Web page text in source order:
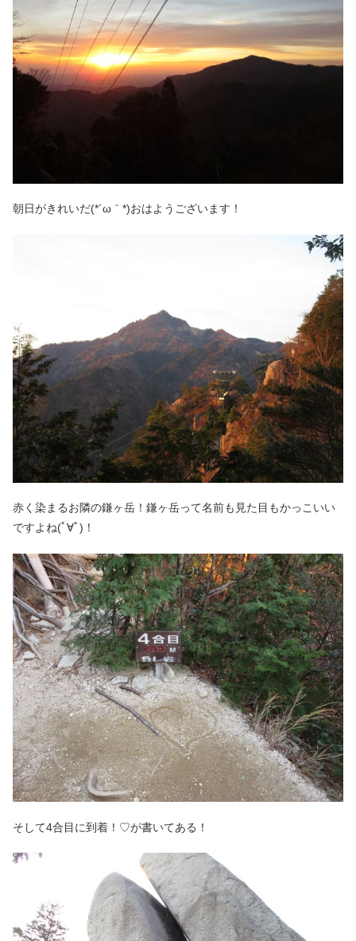
朝日がきれいだ(*´ω｀*)おはようございます！
赤く染まるお隣の鎌ヶ岳！鎌ヶ岳って名前も見た目もかっこいい
ですよね(ﾟ∀ﾟ)！
そして4合目に到着！♡が書いてある！